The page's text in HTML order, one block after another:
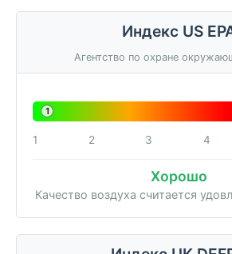
Индекс US
Агентство по охране
1
1 2 3 4
Хорошо
Качество воздуха считается